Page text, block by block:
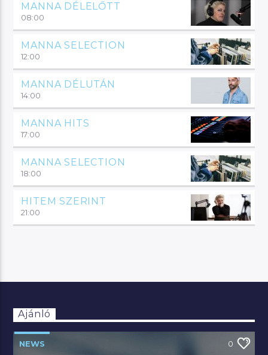
MANNA DÉLELŐTT
08:00
MANNA SELECTION
12:00
MANNA DÉLUTÁN
14:00
MANNA HITS
17:00
MANNA SELECTION
18:00
HITEM SZERINT
21:00
Ajánló
NEWS 0